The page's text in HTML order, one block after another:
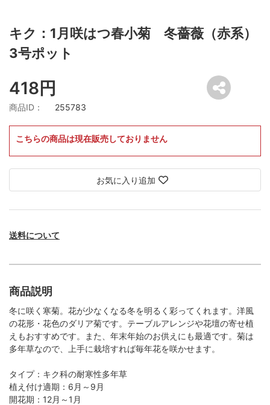
キク：1月咲はつ春小菊 冬薔薇（赤系）
3号ポット
418円
商品ID： 255783
こちらの商品は現在販売しておりません
お気に入り追加
送料について
商品説明
冬に咲く寒菊。花が少なくなる冬を明るく彩ってくれます。洋風
の花形・花色のダリア菊です。テーブルアレンジや花壇の寄せ植
えもおすすめです。また、年末年始のお供えにも最適です。菊は
多年草なので、上手に栽培すれば毎年花を咲かせます。
タイプ：キク科の耐寒性多年草
植え付け適期：6月～9月
開花期：12月～1月